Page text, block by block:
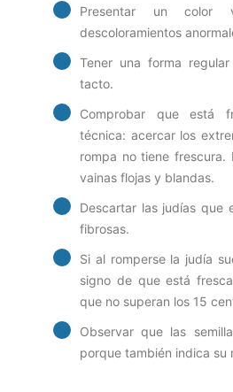
Presentar un color
descoloramientos
Tener una forma
tacto.
Comprobar que está
técnica: acercar los
rompa no tiene frescura.
vainas flojas y blandas.
Descartar las judías que
fibrosas.
Si al romperse la judía
signo de que está
que no superan los 15
Observar que las
porque también indica su